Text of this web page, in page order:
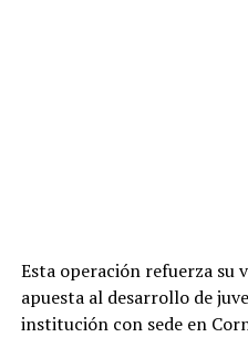
Esta operación refuerza su
apuesta al desarrollo de
institución con sede en